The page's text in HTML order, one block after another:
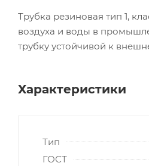
Трубка резиновая тип 1,
воздуха и воды в
трубку устойчивой к
Характеристики
Тип
ГОСТ